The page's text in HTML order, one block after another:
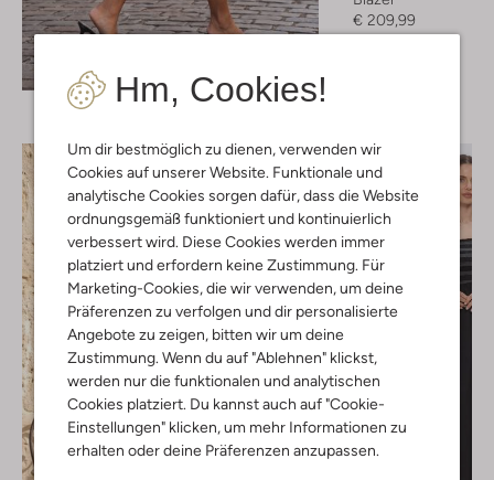
Hm, Cookies!
Um dir bestmöglich zu dienen, verwenden wir
Cookies auf unserer Website. Funktionale und
analytische Cookies sorgen dafür, dass die Website
ordnungsgemäß funktioniert und kontinuierlich
verbessert wird. Diese Cookies werden immer
platziert und erfordern keine Zustimmung. Für
Marketing-Cookies, die wir verwenden, um deine
Präferenzen zu verfolgen und dir personalisierte
Angebote zu zeigen, bitten wir um deine
Zustimmung. Wenn du auf "Ablehnen" klickst,
werden nur die funktionalen und analytischen
Cookies platziert. Du kannst auch auf "Cookie-
Einstellungen" klicken, um mehr Informationen zu
erhalten oder deine Präferenzen anzupassen.
€ 209,99